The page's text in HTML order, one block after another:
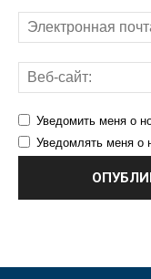
Уведомить меня о
Уведомлять меня о